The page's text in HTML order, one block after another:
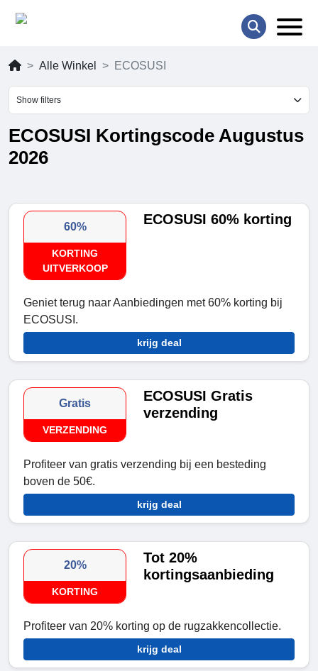
Alle Winkel ECOSUSI
Show filters
ECOSUSI Kortingscode Augustus
2026
60%
KORTING
UITVERKOOP
ECOSUSI 60% korting
Geniet terug naar Aanbiedingen met 60% korting bij
ECOSUSI.
krijg deal
Gratis
VERZENDING
ECOSUSI Gratis
verzending
Profiteer van gratis verzending bij een besteding
boven de 50€.
krijg deal
20%
KORTING
Tot 20%
kortingsaanbieding
Profiteer van 20% korting op de rugzakkencollectie.
krijg deal